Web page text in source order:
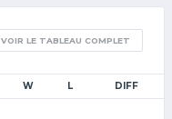
VOIR LE TABLEAU COMPLET
W L DIFF